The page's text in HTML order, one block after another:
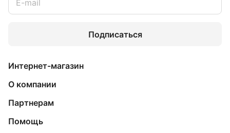
Подписаться
Интернет-магазин
О компании
Партнерам
Помощь